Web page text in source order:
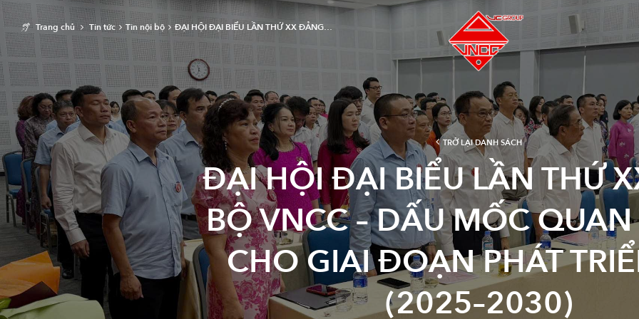
TRỞ LẠI DANH SÁCH
ĐẠI HỘI ĐẠI BIỂU LẦN THỨ
BỘ VNCC – DẤU MỐC
CHO GIAI ĐOẠN PHÁT
(2025–2030)
Trang chủ Tin tức Tin nội bộ ĐẠI HỘI ĐẠI BIỂU LẦN THỨ XX ĐẢNG…